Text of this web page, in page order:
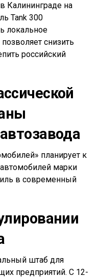
Калининграде на
Tank 300
локальное
снизить
российский
планирует к
марки
в современный
штаб для
предприятий. С 12-